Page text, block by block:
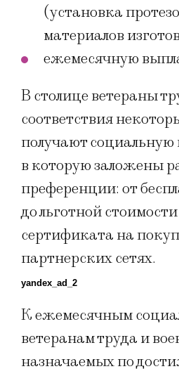
(установка
материалов
ежемесячную
В столице ветераны
соответствия
получают социальную
в которую заложены
преференции: от
до льготной
сертификата на
партнерских сетях.
yandex_ad_2
К ежемесячным
ветеранам труда и
назначаемых по